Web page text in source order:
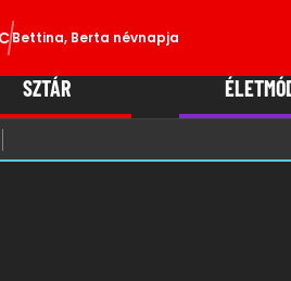
Bettina, Berta névnapja
SZTÁR